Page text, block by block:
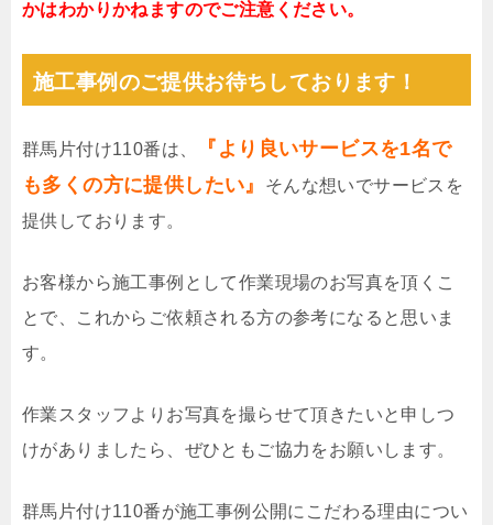
かはわかりかねますのでご注意ください。
施工事例のご提供お待ちしております！
群馬片付け110番は、
『より良いサービスを1名で
も多くの方に提供したい』
そんな想いでサービスを
提供しております。
お客様から施工事例として作業現場のお写真を頂くこ
とで、これからご依頼される方の参考になると思いま
す。
作業スタッフよりお写真を撮らせて頂きたいと申しつ
けがありましたら、ぜひともご協力をお願いします。
群馬片付け110番が施工事例公開にこだわる理由につい